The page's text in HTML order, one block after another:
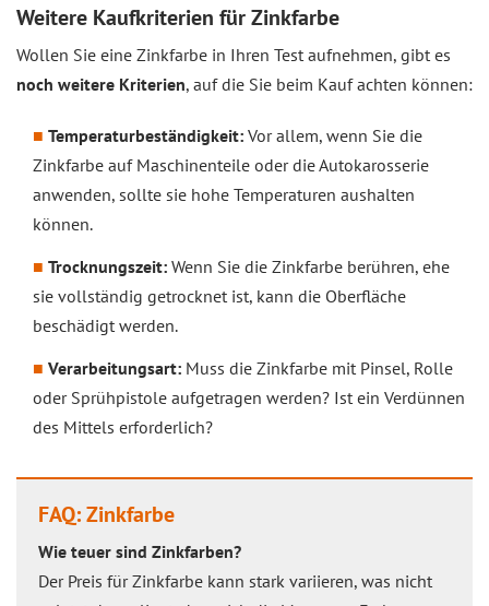
Weitere Kaufkriterien für Zinkfarbe
Wollen Sie eine Zinkfarbe in Ihren Test aufnehmen, gibt es
noch weitere Kriterien, auf die Sie beim Kauf achten können:
Temperaturbeständigkeit: Vor allem, wenn Sie die
Zinkfarbe auf Maschinenteile oder die Autokarosserie
anwenden, sollte sie hohe Temperaturen aushalten
können.
Trocknungszeit: Wenn Sie die Zinkfarbe berühren, ehe
sie vollständig getrocknet ist, kann die Oberfläche
beschädigt werden.
Verarbeitungsart: Muss die Zinkfarbe mit Pinsel, Rolle
oder Sprühpistole aufgetragen werden? Ist ein Verdünnen
des Mittels erforderlich?
FAQ: Zinkfarbe
Wie teuer sind Zinkfarben?
Der Preis für Zinkfarbe kann stark variieren, was nicht